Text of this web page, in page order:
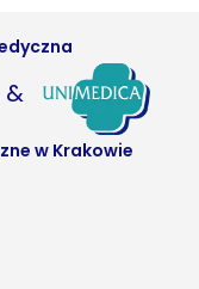
&
w Krakowie